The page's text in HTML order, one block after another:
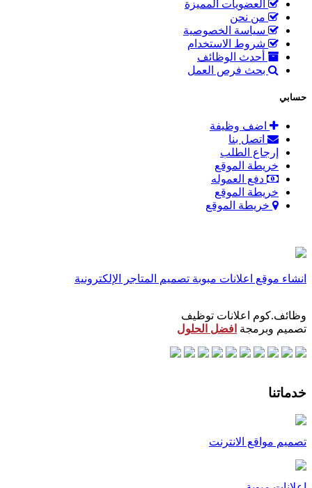
العضويات المميزة
من نحن
سياسة الخصوصية
شروط الاستخدام
أحدث الوظائف
بحث فرص العمل
حسابي
اضف وظيفة
اتصل بنا
إرجاع الطلب
خريطة الموقع
دفع العموله
خريطة الموقع
خريطة الموقع
انشاء موقع اعلانات مبوبة تصميم المتاجر الإلكترونية
وظائف.كوم اعلانات توظيف
تصميم وبرمجة افضل الحلول
خدماتنا
تصميم مواقع الانترنت